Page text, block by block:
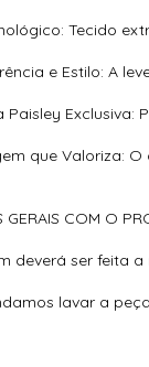
Tecido
e Estilo: A
Paisley
que Valoriza:
GERAIS COM O
deverá ser feita
lavar a